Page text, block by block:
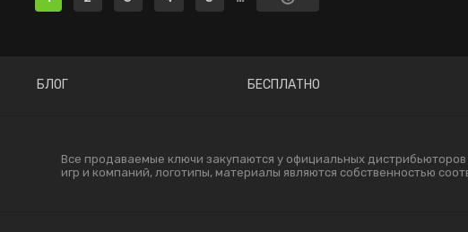
БЛОГ БЕСПЛАТНО
Все продаваемые ключи закупаются у официальных
игр и компаний, логотипы, материалы являются собственностью